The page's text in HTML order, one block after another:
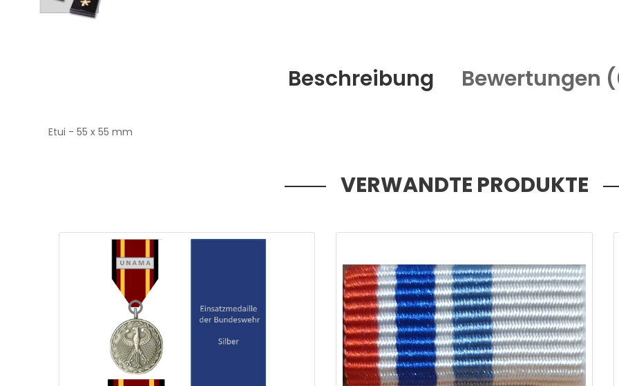
Beschreibung Bewertungen (
Etui - 55 x 55 mm
VERWANDTE PRODUKTE